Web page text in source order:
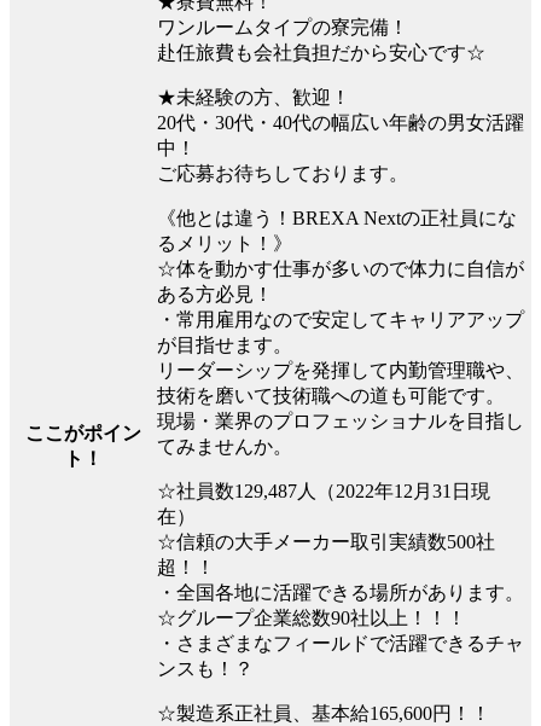
ここがポイン
ト！
ワンルームタイプの寮完備！
赴任旅費も会社負担だから安心です☆
★未経験の方、歓迎！
20代・30代・40代の幅広い年齢の男女活躍
中！
ご応募お待ちしております。
《他とは違う！BREXA Nextの正社員にな
るメリット！》
☆体を動かす仕事が多いので体力に自信が
ある方必見！
・常用雇用なので安定してキャリアアップ
が目指せます。
リーダーシップを発揮して内勤管理職や、
技術を磨いて技術職への道も可能です。
現場・業界のプロフェッショナルを目指し
てみませんか。
☆社員数129,487人（2022年12月31日現
在）
☆信頼の大手メーカー取引実績数500社
超！！
・全国各地に活躍できる場所があります。
☆グループ企業総数90社以上！！！
・さまざまなフィールドで活躍できるチャ
ンスも！？
☆製造系正社員、基本給165,600円！！